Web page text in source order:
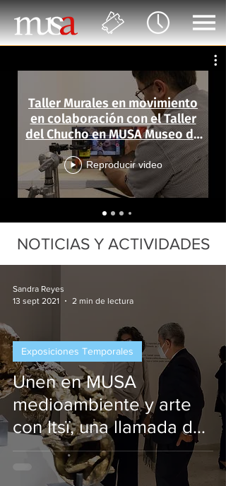
Taller Murales en movimiento
en colaboración con el Taller
del Chucho en MUSA Museo de
las Artes
Reproducir video
NOTICIAS Y ACTIVIDADES
Unen en MUSA
medioambiente y arte
con Itsï, una llamada de
alerta
Exposiciones Temporales
Sandra Reyes
13 sept 2021
2 min de lectura